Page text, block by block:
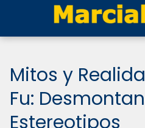
Mitos y
Fu:
Estereotipos